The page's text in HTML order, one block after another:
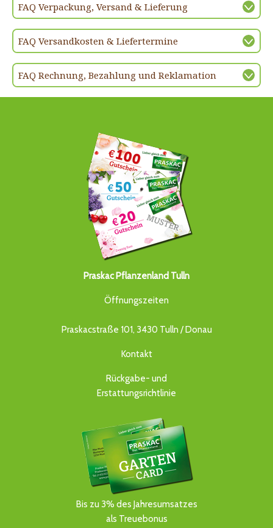
FAQ Verpackung, Versand & Lieferung
FAQ Versandkosten & Liefertermine
FAQ Rechnung, Bezahlung und Reklamation
Praskac Pflanzenland Tulln
Öffnungszeiten
Praskacstraße 101, 3430 Tulln / Donau
Kontakt
Rückgabe- und
Erstattungsrichtlinie
Bis zu 3% des Jahresumsatzes
als Treuebonus